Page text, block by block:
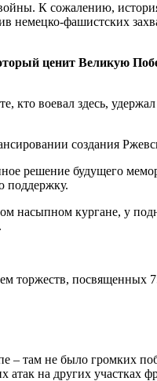
К сожалению,
фашистских
ценит Великую
воевал здесь,
создания
решение будущего
поддержку.
насыпном кургане, у
торжеств,
– там не было громких
на других участках